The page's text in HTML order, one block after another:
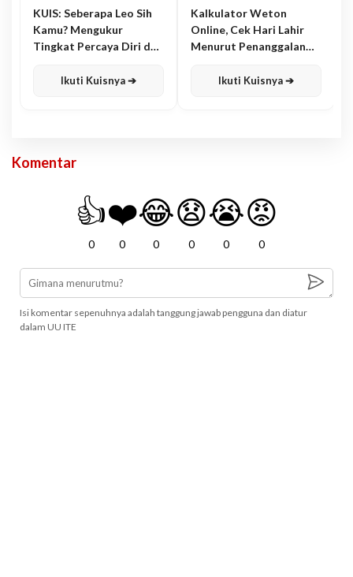
KUIS: Seberapa Leo Sih
Kamu? Mengukur
Tingkat Percaya Diri dan
Ikuti Kuisnya ➔
Kalkulator Weton
Online, Cek Hari Lahir
Menurut Penanggalan
Ikuti Kuisnya ➔
Komentar
👍
0
❤️
0
😂
0
😧
0
😭
0
😡
0
Isi komentar sepenuhnya adalah tanggung jawab pengguna dan diatur
dalam UU ITE